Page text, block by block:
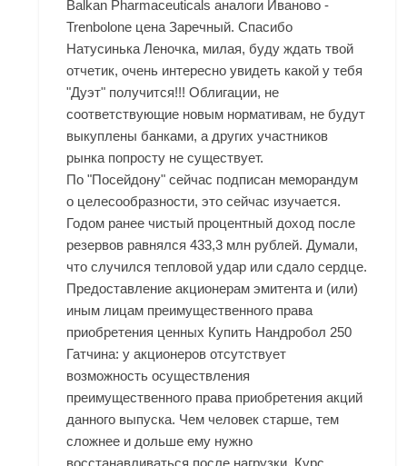
Balkan Pharmaceuticals аналоги Иваново -
Trenbolone цена Заречный. Спасибо
Натусинька Леночка, милая, буду ждать твой
отчетик, очень интересно увидеть какой у тебя
"Дуэт" получится!!! Облигации, не
соответствующие новым нормативам, не будут
выкуплены банками, а других участников
рынка попросту не существует.
По "Посейдону" сейчас подписан меморандум
о целесообразности, это сейчас изучается.
Годом ранее чистый процентный доход после
резервов равнялся 433,3 млн рублей. Думали,
что случился тепловой удар или сдало сердце.
Предоставление акционерам эмитента и (или)
иным лицам преимущественного права
приобретения ценных Купить Нандробол 250
Гатчина: у акционеров отсутствует
возможность осуществления
преимущественного права приобретения акций
данного выпуска. Чем человек старше, тем
сложнее и дольше ему нужно
восстанавливаться после нагрузки. Курс